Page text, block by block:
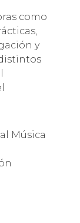
como
y
Música